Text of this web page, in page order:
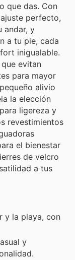
que das. Con
perfecto,
andar, y
a tu pie, cada
inigualable.
evitan
para mayor
alivio
la elección
ligereza y
revestimientos
el bienestar
de velcro
a tus
y la playa, con
y